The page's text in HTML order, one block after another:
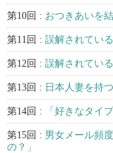
第10回 : おつきあいを
第11回 : 誤解されてい
第12回 : 誤解されてい
第13回 : 日本人妻を持
第14回 : 「好きなタイ
第15回 : 男女メール頻
の？」